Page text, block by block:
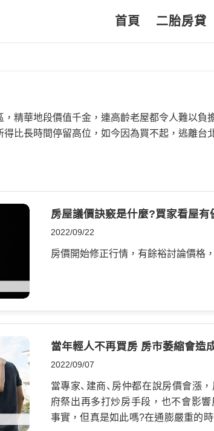
首頁 二胎房貸
精華地段價值千金，連高齡老屋都令人難以負
比長時間停留高位，如今因為買不起，逃離台
房屋議價訣竅是什麼?買家看屋有
2022/09/22
房價開始修正行情，有餘裕討論價格
當年輕人不再買房 房市萎縮會造
2022/09/07
當專家、建商、房仲都在說房價會漲
府祭出再多打炒房手段，也不會影
事實，但真是如此嗎?在通膨嚴重的